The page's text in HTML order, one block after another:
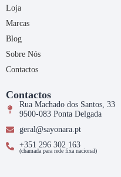
Loja
Marcas
Blog
Sobre Nós
Contactos
Contactos
Rua Machado dos Santos, 33
9500-083 Ponta Delgada
geral@sayonara.pt
+351 296 302 163
(chamada para rede fixa nacional)